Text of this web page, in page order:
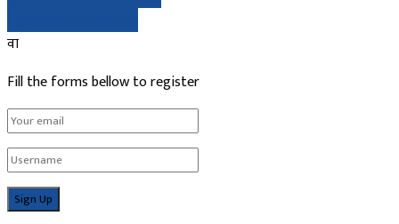
वा
Fill the forms bellow to register